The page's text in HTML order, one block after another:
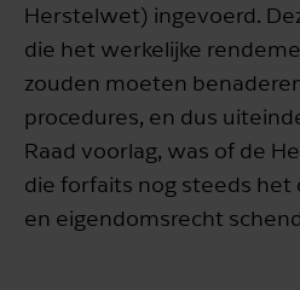
Herstelwet) ingevoerd.
die het werkelijke
zouden moeten
procedures, en dus
Raad voorlag, was of de
die forfaits nog steeds
en eigendomsrecht